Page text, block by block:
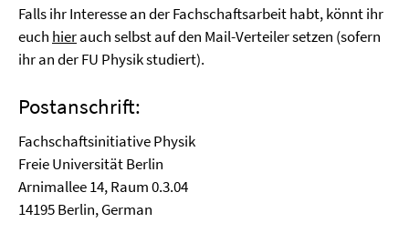
Falls ihr Interesse an der Fachschaftsarbeit habt, könnt ihr
euch hierauch selbst auf den Mail-Verteiler setzen (sofern
ihr an der FU Physik studiert).
Postanschrift:
Fachschaftsinitiative Physik
Freie Universität Berlin
Arnimallee 14, Raum 0.3.04
14195 Berlin, German